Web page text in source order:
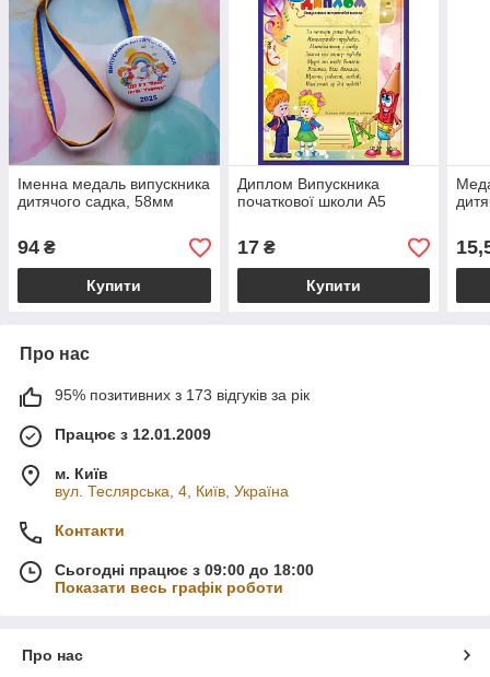
Іменна медаль випускника
дитячого садка, 58мм
94 ₴
Купити
Диплом Випускника
початкової школи А5
17₴
Купити
Про нас
95% позитивних з 173 відгуків за рік
Працює з 12.01.2009
м. Київ
вул. Теслярська, 4, Київ, Україна
Контакти
Сьогодні працює з 09:00 до 18:00
Показати весь графік роботи
Про нас